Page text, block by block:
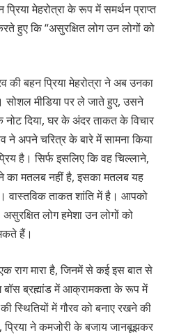
मेहरोत्रा ​​के रूप में समर्थन प्राप्त
हुए कि “असुरक्षित लोग उन लोगों को
की बहन प्रिया मेहरोत्रा ​​ने अब उनका
मीडिया पर ले जाते हुए, उसने
नोट दिया, घर के अंदर ताकत के विचार
ने अपने चरित्र के बारे में सामना किया
है। सिर्फ इसलिए कि वह चिल्लाने,
का मतलब नहीं है, इसका मतलब यह
वास्तविक ताकत शांति में है। आपको
लोग हमेशा उन लोगों को
हैं।
राग मारा है, जिनमें से कई इस बात से
बॉस ब्रह्मांड में आक्रामकता के रूप में
स्थितियों में गौरव को बनाए रखने की
प्रिया ने कमजोरी के बजाय जानबूझकर